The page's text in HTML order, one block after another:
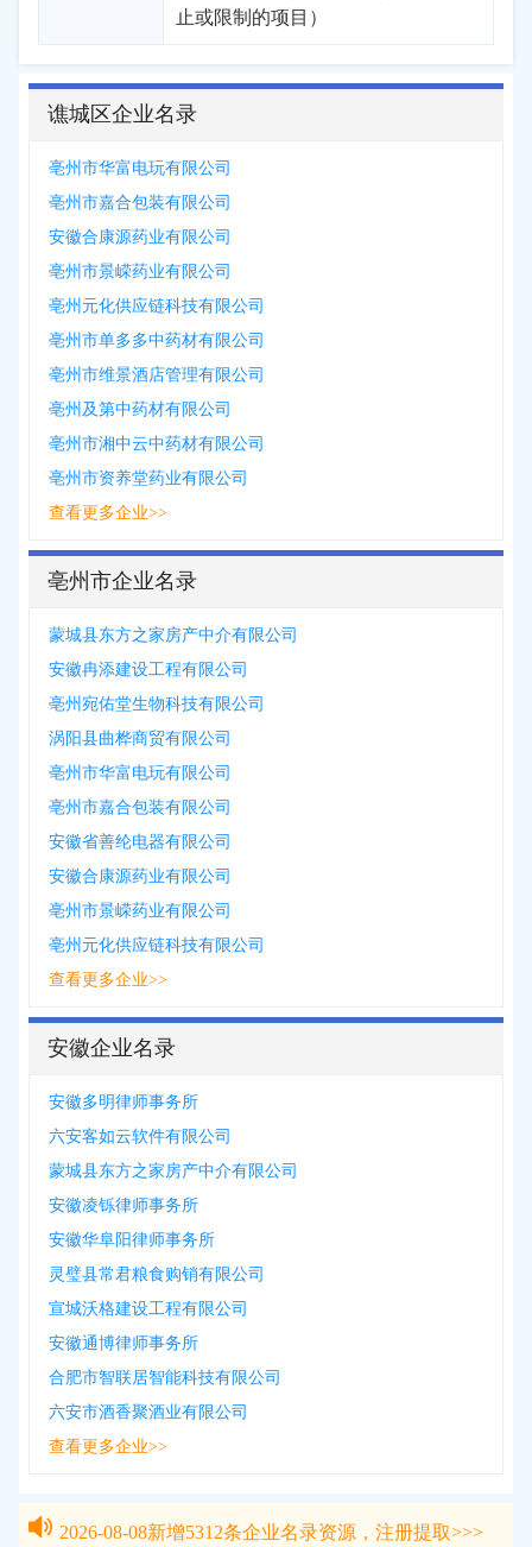
止或限制的项目）
谯城区企业名录
亳州市华富电玩有限公司
亳州市嘉合包装有限公司
安徽合康源药业有限公司
亳州市景嵘药业有限公司
亳州元化供应链科技有限公司
亳州市单多多中药材有限公司
亳州市维景酒店管理有限公司
亳州及第中药材有限公司
亳州市湘中云中药材有限公司
亳州市资养堂药业有限公司
查看更多企业>>
亳州市企业名录
蒙城县东方之家房产中介有限公司
安徽冉添建设工程有限公司
亳州宛佑堂生物科技有限公司
涡阳县曲桦商贸有限公司
亳州市华富电玩有限公司
亳州市嘉合包装有限公司
安徽省善纶电器有限公司
安徽合康源药业有限公司
亳州市景嵘药业有限公司
亳州元化供应链科技有限公司
查看更多企业>>
安徽企业名录
安徽多明律师事务所
六安客如云软件有限公司
蒙城县东方之家房产中介有限公司
安徽凌铄律师事务所
安徽华阜阳律师事务所
灵璧县常君粮食购销有限公司
宣城沃格建设工程有限公司
安徽通博律师事务所
合肥市智联居智能科技有限公司
六安市酒香聚酒业有限公司
查看更多企业>>
新增 条企业名录资源，注册提取>>>